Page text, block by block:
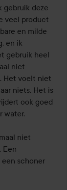
gebruik deze
veel product
en milde
en ik
gebruik heel
niet
Het voelt niet
niets. Het is
ook goed
water.
niet
Een
schoner